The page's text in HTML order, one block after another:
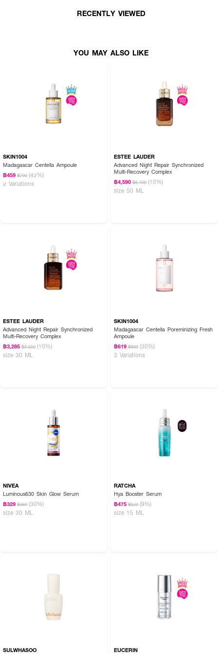
RECENTLY VIEWED
YOU MAY ALSO LIKE
SKIN1004
Madagascar Centella Ampoule
฿459 ฿790 (42%)
2 Variations
ESTEE LAUDER
Advanced Night Repair Synchronized
Multi-Recovery Complex
฿4,590 ฿5,100 (10%)
size 50 ML
ESTEE LAUDER
Advanced Night Repair Synchronized
Multi-Recovery Complex
฿3,285 ฿3,650 (10%)
size 30 ML
SKIN1004
Madagascar Centella Poreminizing Fresh
Ampoule
฿619 ฿890 (30%)
3 Variations
NIVEA
Luminous630 Skin Glow Serum
฿329 ฿469 (30%)
size 30 ML
RATCHA
Hya Booster Serum
฿475 ฿520 (9%)
size 15 ML
SULWHASOO EUCERIN